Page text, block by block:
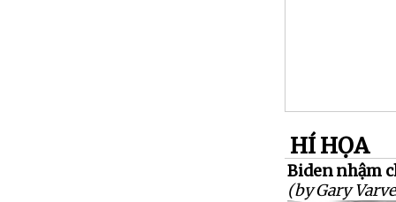
HÍ HỌA
Biden nhậm
(by Gary